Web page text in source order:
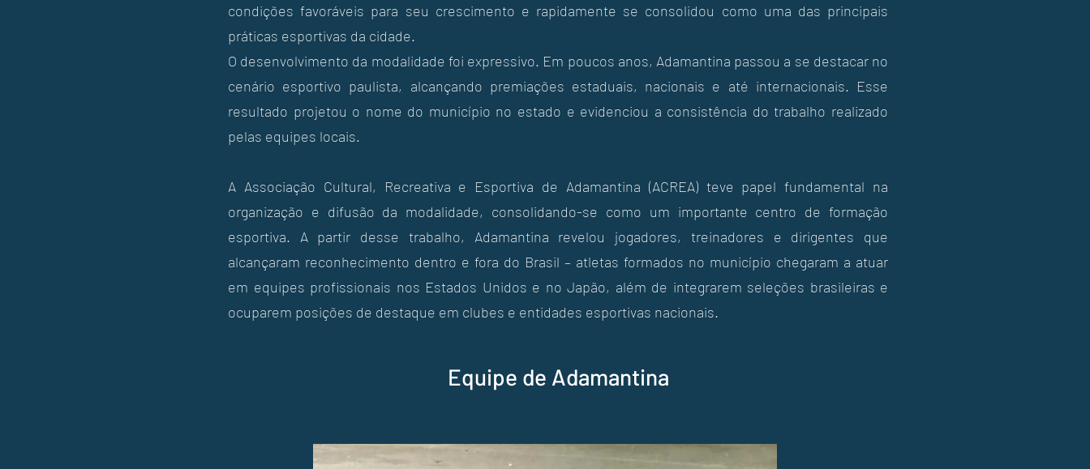
condições favoráveis para seu crescimento e rapidamente se consolidou como uma das principais
práticas esportivas da cidade.
O desenvolvimento da modalidade foi expressivo. Em poucos anos, Adamantina passou a se destacar no
cenário esportivo paulista, alcançando premiações estaduais, nacionais e até internacionais. Esse
resultado projetou o nome do município no estado e evidenciou a consistência do trabalho realizado
pelas equipes locais.
A Associação Cultural, Recreativa e Esportiva de Adamantina (ACREA) teve papel fundamental na
organização e difusão da modalidade, consolidando-se como um importante centro de formação
esportiva. A partir desse trabalho, Adamantina revelou jogadores, treinadores e dirigentes que
alcançaram reconhecimento dentro e fora do Brasil – atletas formados no município chegaram a atuar
em equipes profissionais nos Estados Unidos e no Japão, além de integrarem seleções brasileiras e
ocuparem posições de destaque em clubes e entidades esportivas nacionais.
Equipe de Adamantina